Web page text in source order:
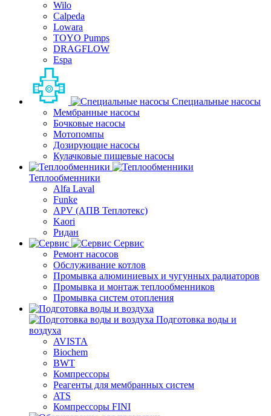
Wilo
Calpeda
Lowara
TOYO Pumps
DRAGFLOW
Espa
Специальные насосы
Мембранные насосы
Бочковые насосы
Мотопомпы
Дозирующие насосы
Кулачковые пищевые насосы
Теплообменники
Alfa Laval
Funke
APV (АПВ Теплотекс)
Kaori
Ридан
Сервис
Ремонт насосов
Обслуживание котлов
Промывка алюминиевых и чугунных радиаторов
Промывка и монтаж теплообменников
Промывка систем отопления
Подготовка воды и
воздуха
AVISTA
Biochem
BWT
Компрессоры
Реагенты для мембранных систем
ATS
Компрессоры FINI